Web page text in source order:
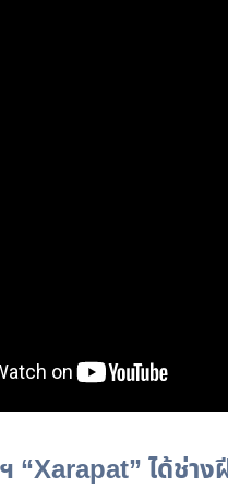
“Xarapat” ได้ช่า